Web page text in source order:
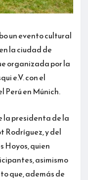
un evento cultural
la ciudad de
organizada por la
e.V. con el
Perú en Múnich.
la presidenta de la
Rodríguez, y del
Hoyos, quien
asimismo
que, además de